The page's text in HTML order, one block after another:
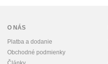
O NÁS
Platba a dodanie
Obchodné podmienky